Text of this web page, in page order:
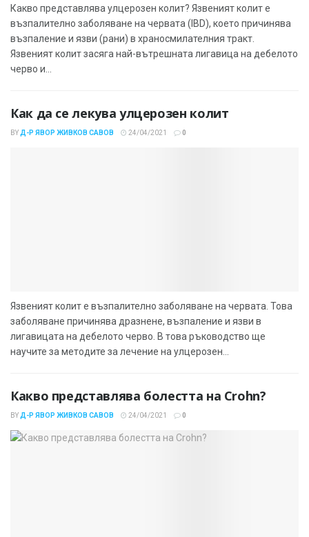
Какво представлява улцерозен колит? Язвеният колит е
възпалително заболяване на червата (IBD), което причинява
възпаление и язви (рани) в храносмилателния тракт.
Язвеният колит засяга най-вътрешната лигавица на дебелото
черво и...
Как да се лекува улцерозен колит
BY Д-Р ЯВОР ЖИВКОВ САВОВ 24/04/2021 0
Язвеният колит е възпалително заболяване на червата. Това
заболяване причинява дразнене, възпаление и язви в
лигавицата на дебелото черво. В това ръководство ще
научите за методите за лечение на улцерозен...
Какво представлява болестта на Crohn?
BY Д-Р ЯВОР ЖИВКОВ САВОВ 24/04/2021 0